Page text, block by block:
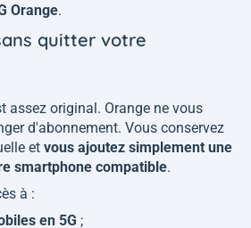
Orange.
quitter votre
assez original. Orange ne vous
d'abonnement. Vous conservez
et vous ajoutez simplement une
smartphone compatible.
à :
en 5G ;